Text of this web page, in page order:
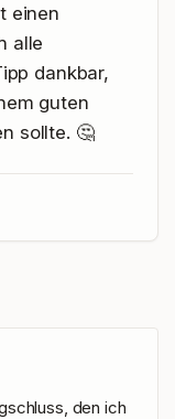
einen
alle
dankbar,
guten
sollte. 🤔
den ich